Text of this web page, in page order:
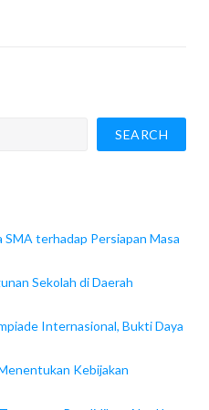
SEARCH
terhadap Persiapan Masa
Sekolah di Daerah
Internasional, Bukti Daya
Kebijakan